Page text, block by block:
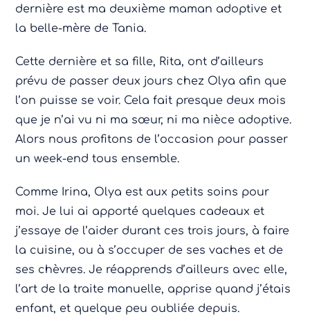
dernière est ma deuxième maman adoptive et
la belle-mère de Tania.
Cette dernière et sa fille, Rita, ont d’ailleurs
prévu de passer deux jours chez Olya afin que
l’on puisse se voir. Cela fait presque deux mois
que je n’ai vu ni ma sœur, ni ma nièce adoptive.
Alors nous profitons de l’occasion pour passer
un week-end tous ensemble.
Comme Irina, Olya est aux petits soins pour
moi. Je lui ai apporté quelques cadeaux et
j’essaye de l’aider durant ces trois jours, à faire
la cuisine, ou à s’occuper de ses vaches et de
ses chèvres. Je réapprends d’ailleurs avec elle,
l’art de la traite manuelle, apprise quand j’étais
enfant, et quelque peu oubliée depuis.